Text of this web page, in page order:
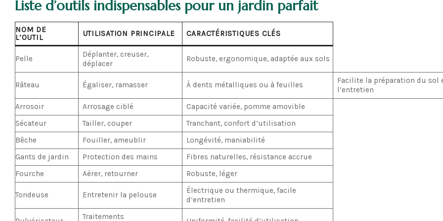
Liste d’outils indispensables pour un jardin parfait
NOM DE
L’OUTIL
UTILISATION PRINCIPALE CARACTÉRISTIQUES CLÉS
Pelle
Déplanter, creuser,
déplacer
Robuste, ergonomique, adaptée aux sols
Râteau Égaliser, ramasser À dents métalliques ou à feuilles
Facilite la préparation du sol
l’entretien
Arrosoir
Arrosage ciblé
Capacité variée, pomme amovible
Sécateur
Tailler, couper
Tranchant, confort d’utilisation
Bêche
Fouiller, ameublir
Longévité, maniabilité
Gants de jardin
Protection des mains
Fibres naturelles, résistance accrue
Fourche
Aérer, retourner Robuste, léger
Tondeuse Entretenir la pelouse
Électrique ou thermique, facile
d’entretien
Traitements